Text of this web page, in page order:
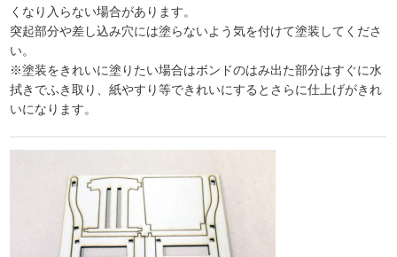
くなり入らない場合があります。
突起部分や差し込み穴には塗らないよう気を付けて塗装してくださ
い。
※塗装をきれいに塗りたい場合はボンドのはみ出た部分はすぐに水
拭きでふき取り、紙やすり等できれいにするとさらに仕上げがきれ
いになります。